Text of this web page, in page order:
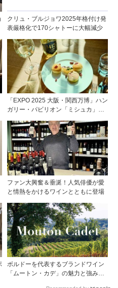
クリュ・ブルジョワ2025年格付け発
表厳格化で170シャトーに大幅減少
「EXPO 2025 大阪・関西万博」ハン
ガリー・パビリオン「ミシュカ」キ
ファン大興奮＆垂涎！人気俳優が愛
と情熱をかけるワインとともに登場
ボルドーを代表するブランドワイン
「ムートン・カデ」の魅力と強みを